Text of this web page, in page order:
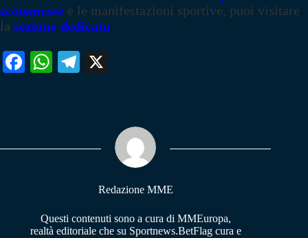
scommesse e le manifestazioni sportive, puoi visitare
la sezione dedicata
Fa W
pp
Te
m
Redazione MME
Questi contenuti sono a cura di MMEuropa,
realtà editoriale che su Sportnews.BetFlag cura e